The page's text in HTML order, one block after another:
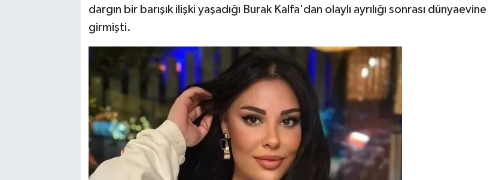
dargın bir barışık ilişki yaşadığı Burak Kalfa'dan olaylı ayrılığı sonrası dünyaevine
girmişti.